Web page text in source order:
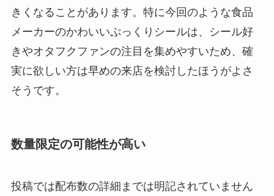
きくなることがあります。特に今回のような食品
メーカーのかわいいぷっくりシールは、シール好
きやオタフクファンの注目を集めやすいため、確
実に欲しい方は早めの来店を検討したほうがよさ
そうです。
数量限定の可能性が高い
投稿では配布数の詳細までは明記されていません